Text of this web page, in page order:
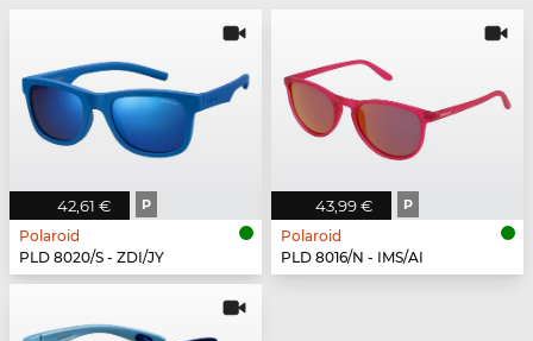
42,61 € P
Polaroid
PLD 8020/S - ZDI/JY
43,99 € P
Polaroid
PLD 8016/N - IMS/AI